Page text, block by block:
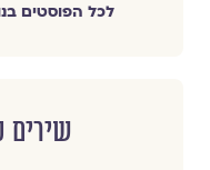
לכל הפוסטים
שירים